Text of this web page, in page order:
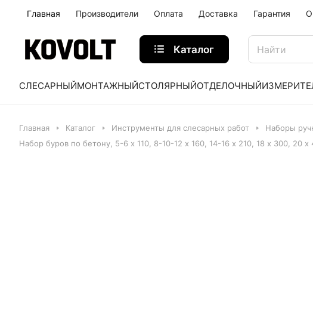
Главная Производители Оплата Доставка Гарантия О
Каталог
СЛЕСАРНЫЙМОНТАЖНЫЙСТОЛЯРНЫЙОТДЕЛОЧНЫЙ
Главная Каталог Инструменты для слесарных работ Наборы
Набор буров по бетону, 5-6 х 110, 8-10-12 х 160, 14-16 х 210, 18 х 300, 20